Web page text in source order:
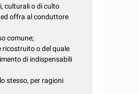
culturali o di culto
offra al conduttore
comune;
ricostruito o del quale
di indispensabili
stesso, per ragioni